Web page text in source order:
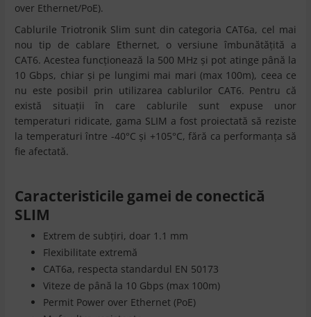
over Ethernet/PoE).
Cablurile Triotronik Slim sunt din categoria CAT6a, cel mai
nou tip de cablare Ethernet, o versiune îmbunătățită a
CAT6. Acestea funcționează la 500 MHz și pot atinge până la
10 Gbps, chiar și pe lungimi mai mari (max 100m), ceea ce
nu este posibil prin utilizarea cablurilor CAT6. Pentru că
există situații în care cablurile sunt expuse unor
temperaturi ridicate, gama SLIM a fost proiectată să reziste
la temperaturi între -40°C și +105°C, fără ca performanța să
fie afectată.
Caracteristicile gamei de conectică
SLIM
Extrem de subțiri, doar 1.1 mm
Flexibilitate extremă
CAT6a, respecta standardul EN 50173
Viteze de până la 10 Gbps (max 100m)
Permit Power over Ethernet (PoE)